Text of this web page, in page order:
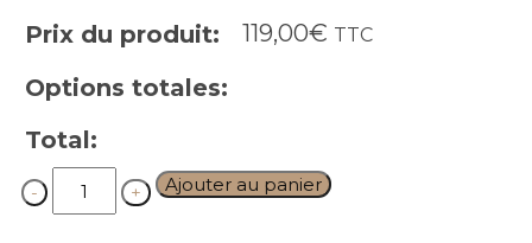
Prix du produit: 119,00€ TTC
Options totales:
Total:
Quantity Ajouter au panier